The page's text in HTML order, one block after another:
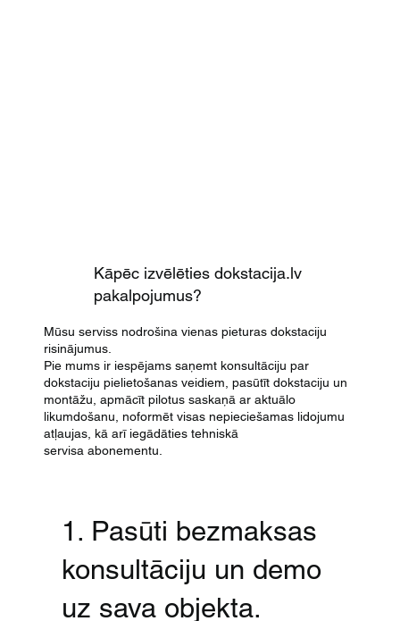
Kāpēc izvēlēties dokstacija.lv
pakalpojumus?
Mūsu serviss nodrošina vienas pieturas dokstaciju
risinājumus.
Pie mums ir iespējams saņemt konsultāciju par
dokstaciju pielietošanas veidiem, pasūtīt dokstaciju un
montāžu, apmācīt pilotus saskaņā ar aktuālo
likumdošanu, noformēt visas nepieciešamas lidojumu
atļaujas, kā arī iegādāties tehniskā
servisa abonementu.
1. Pasūti bezmaksas
konsultāciju un demo
uz sava objekta.